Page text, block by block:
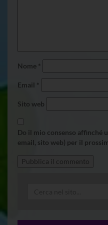
Nome *
Email *
Sito web
Do il mio consenso affinché
email, sito web) per il